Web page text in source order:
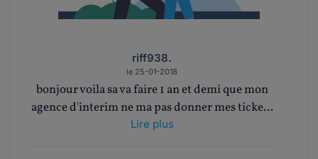
riff938.
le 25-01-2018
bonjour voila sa va faire 1 an et demi que mon
agence d'interim ne ma pas donner mes ticke...
Lire plus